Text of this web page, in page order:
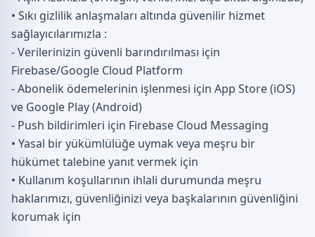
• Sıkı gizlilik anlaşmaları altında güvenilir hizmet
sağlayıcılarımızla :
- Verilerinizin güvenli barındırılması için
Firebase/Google Cloud Platform
- Abonelik ödemelerinin işlenmesi için App Store (iOS)
ve Google Play (Android)
- Push bildirimleri için Firebase Cloud Messaging
• Yasal bir yükümlülüğe uymak veya meşru bir
hükümet talebine yanıt vermek için
• Kullanım koşullarının ihlali durumunda meşru
haklarımızı, güvenliğinizi veya başkalarının güvenliğini
korumak için